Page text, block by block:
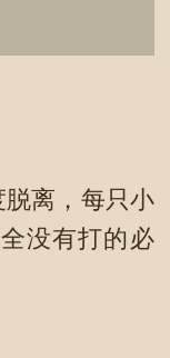
离，每只小
没有打的必